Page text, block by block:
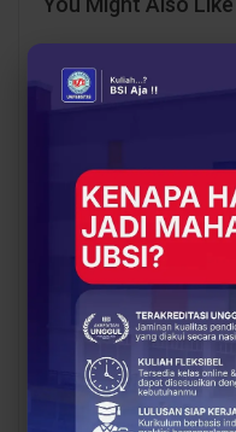
BERITA
228 Mahasiswa Resmi
Diberangkatkan, BSI
Explore 2026 Siap
Menginspirasi dan
Membangun…
BERITA